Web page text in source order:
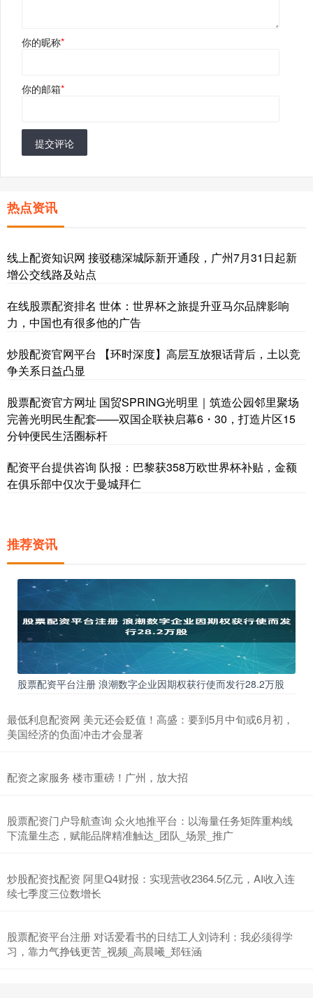
你的昵称*
你的邮箱*
提交评论
热点资讯
线上配资知识网 接驳穗深城际新开通段，广州7月31日起新
增公交线路及站点
在线股票配资排名 世体：世界杯之旅提升亚马尔品牌影响
力，中国也有很多他的广告
炒股配资官网平台 【环时深度】高层互放狠话背后，土以竞
争关系日益凸显
股票配资官方网址 国贸SPRING光明里｜筑造公园邻里聚场
完善光明民生配套——双国企联袂启幕6・30，打造片区15
分钟便民生活圈标杆
配资平台提供咨询 队报：巴黎获358万欧世界杯补贴，金额
在俱乐部中仅次于曼城拜仁
推荐资讯
股票配资平台注册 浪潮数字企业因期权获行使而发行28.2万股
最低利息配资网 美元还会贬值！高盛：要到5月中旬或6月初，
美国经济的负面冲击才会显著
配资之家服务 楼市重磅！广州，放大招
股票配资门户导航查询 众火地推平台：以海量任务矩阵重构线
下流量生态，赋能品牌精准触达_团队_场景_推广
炒股配资找配资 阿里Q4财报：实现营收2364.5亿元，AI收入连
续七季度三位数增长
股票配资平台注册 对话爱看书的日结工人刘诗利：我必须得学
习，靠力气挣钱更苦_视频_高晨曦_郑钰涵